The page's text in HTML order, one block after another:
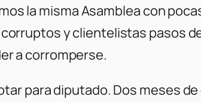
la misma Asamblea con
y clientelistas pasos
a corromperse.
para diputado. Dos meses